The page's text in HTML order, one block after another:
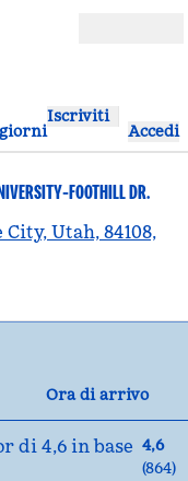
Iscriviti
Accedi
FOOTHILL DR.
Utah, 84108,
Ora di arrivo
4,6
(864)